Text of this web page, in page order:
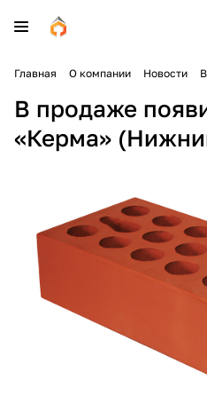
Главная О компании Новости
В продаже
«Керма»